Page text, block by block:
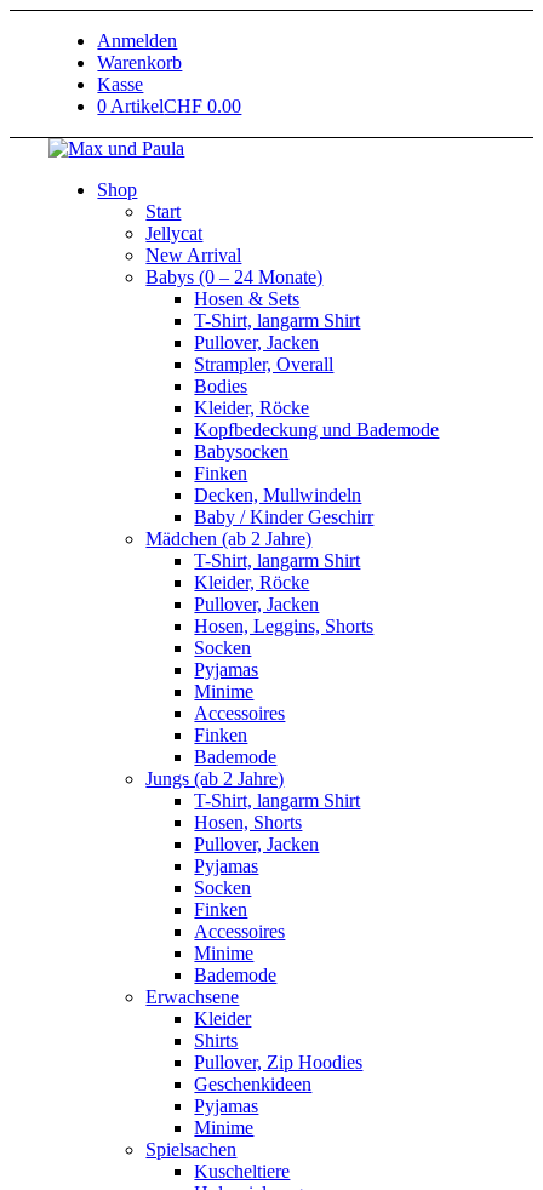
Anmelden
Warenkorb
Kasse
0 ArtikelCHF 0.00
Shop
Start
Jellycat
New Arrival
Babys (0 – 24 Monate)
Hosen & Sets
T-Shirt, langarm Shirt
Pullover, Jacken
Strampler, Overall
Bodies
Kleider, Röcke
Kopfbedeckung und Bademode
Babysocken
Finken
Decken, Mullwindeln
Baby / Kinder Geschirr
Mädchen (ab 2 Jahre)
T-Shirt, langarm Shirt
Kleider, Röcke
Pullover, Jacken
Hosen, Leggins, Shorts
Socken
Pyjamas
Minime
Accessoires
Finken
Bademode
Jungs (ab 2 Jahre)
T-Shirt, langarm Shirt
Hosen, Shorts
Pullover, Jacken
Pyjamas
Socken
Finken
Accessoires
Minime
Bademode
Erwachsene
Kleider
Shirts
Pullover, Zip Hoodies
Geschenkideen
Pyjamas
Minime
Spielsachen
Kuscheltiere